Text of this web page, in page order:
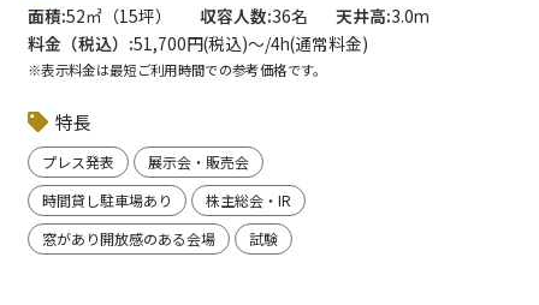
面積 52㎡（15坪） 収容人数 36名 天井高 3.0m
料金（税込）
51,700円(税込)〜/4h(通常料金)
※表示料金は最短ご利用時間での参考価格です。
特長
プレス発表
展示会・販売会
時間貸し駐車場あり
株主総会・IR
窓があり開放感のある会場
試験